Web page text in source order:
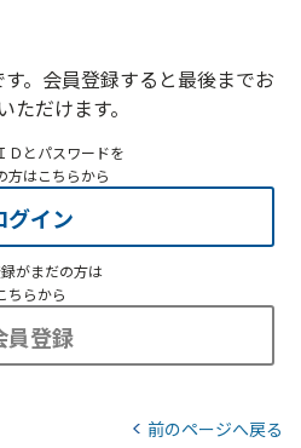
。会員登録すると最後までお
ただけます。
Ｄとパスワードを
方はこちらから
グイン
がまだの方は
ちらから
員登録
前のページへ戻る